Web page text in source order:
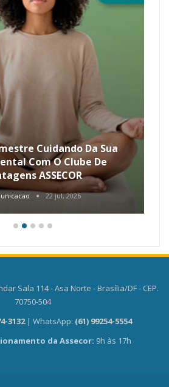
Cuidando Da Sua
Com O Clube De
ASSECOR
22 jul, 2026
Sala 114 - Asa Norte - Brasília/DF - CEP.
70750-504
3132 | WhatsApp: (61) 99254-5554
da Assecor: 9h às 17h